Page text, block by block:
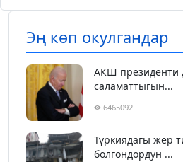
Эң көп окулгандар
АКШ президенти
саламаттыгын...
6465092
Түркиядагы жер
болгондордун ...